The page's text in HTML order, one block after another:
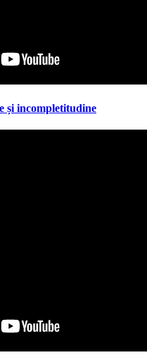
și incompletitudine